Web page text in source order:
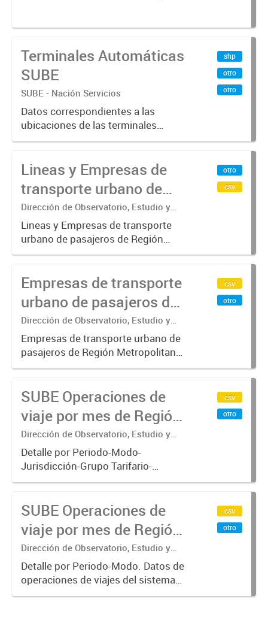
Terminales Automáticas
SUBE
SUBE - Nación Servicios
Datos correspondientes a las
ubicaciones de las terminales
automáticas de auto servicio (TAS)
vigentes al 01/10/2019.-
shp
otro
otro
Lineas y Empresas de
transporte urbano de
pasajeros de Región
Metropolitana de
Buenos Aires - SUBE
Dirección de Observatorio, Estudio y
Sistemas – Ministerio de Transporte
Lineas y Empresas de transporte
urbano de pasajeros de Región
Metropolitana de Buenos Aires
metro y colectivos. Empresas que
operan con SUBE .-
otro
csv
Empresas de transporte
urbano de pasajeros de
Región Metropolitana de
Buenos Aires - SUBE
Dirección de Observatorio, Estudio y
Sistemas – Ministerio de Transporte
Empresas de transporte urbano de
pasajeros de Región Metropolitana
de Buenos Aires incluyendo trenes,
Empresas que operan con
SUBE_x000D_ .-
csv
otro
SUBE Operaciones de
viaje por mes de Región
Metropolitana de
Buenos Aires, agregado
Dirección de Observatorio, Estudio y
Sistemas – Ministerio de Transporte
Detalle por Periodo-Modo-
Jurisdicción-Grupo Tarifario-
Empresa-Línea. Datos de
único de boleto electrónico(SUBE)
para el periodo registrado desde
01/01/2013 hasta...
csv
otro
SUBE Operaciones de
viaje por mes de Región
Metropolitana de
Buenos Aires, agregado
por Periodo-Modo
Dirección de Observatorio, Estudio y
Sistemas – Ministerio de Transporte
Detalle por Periodo-Modo. Datos de
operaciones de viajes del sistema
único de boleto electrónico(SUBE)
csv
otro